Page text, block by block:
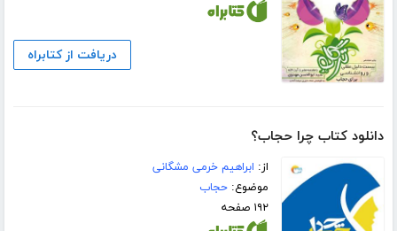
دریافت از کتابراه
دانلود کتاب چرا حجاب؟
از: ابراهیم خرمی مشگانی
موضوع:حجاب
۱۹۲ صفحه